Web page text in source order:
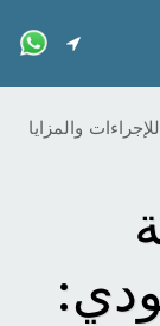
والمزايا